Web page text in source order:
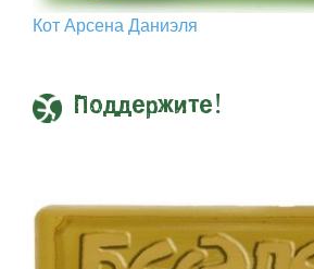
Кот Арcена Даниэля
Поддержите!